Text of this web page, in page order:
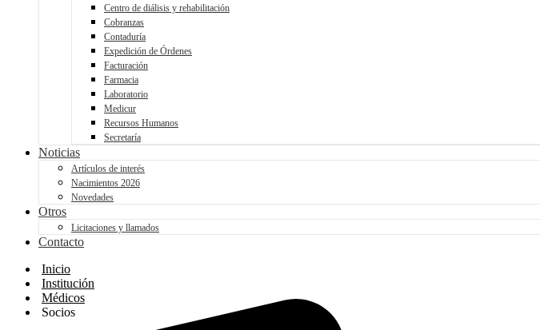
Centro de diálisis y rehabilitación
Cobranzas
Contaduría
Expedición de Órdenes
Facturación
Farmacia
Laboratorio
Medicur
Recursos Humanos
Secretaría
Noticias
Artículos de interés
Nacimientos 2026
Novedades
Otros
Licitaciones y llamados
Contacto
Inicio
Institución
Médicos
Socios